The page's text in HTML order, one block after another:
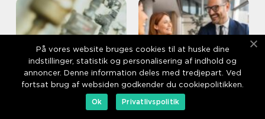
03. augusti 2026 02. augusti 2026
Rekrytering life science
På vores website bruges cookies til at huske dine
indstillinger, statistik og personalisering af indhold og
annoncer. Denne information deles med tredjepart. Ved
fortsat brug af websiden godkender du cookiepolitikken.
Ok
Privatlivspolitik